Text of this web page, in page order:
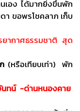
เอง ได้มากยิ่งขึ้นพัก
า ขอพรโชคลาภ เก็บ
ากาศธรรมชาติ สุด
(หรือเทียบเท่า) พัก
นทน์ -ด่านหนองคาย